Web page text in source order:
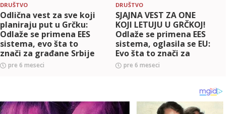
DRUŠTVO
Odlična vest za sve koji
planiraju put u Grčku:
Odlaže se primena EES
sistema, evo šta to
znači za građane Srbije
pre 6 meseci
DRUŠTVO
SJAJNA VEST ZA ONE
KOJI LETUJU U GRČKOJ!
Odlaže se primena EES
sistema, oglasila se EU:
Evo šta to znači za
građane Srbije
pre 6 meseci